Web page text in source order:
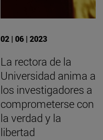
02 | 06 | 2023
La rectora de la
Universidad anima a
los investigadores a
comprometerse con
la verdad y la
libertad